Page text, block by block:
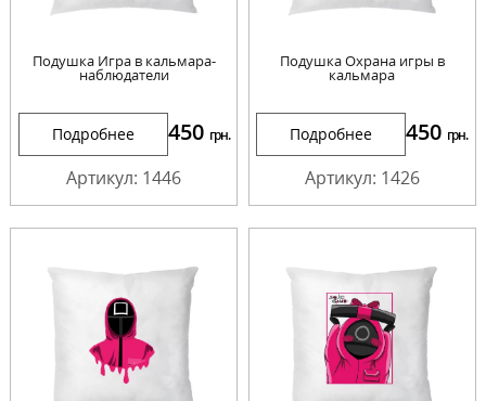
Подушка Игра в кальмара-
наблюдатели
Подробнее 450 грн.
Артикул: 1446
Подушка Охрана игры в
кальмара
Подробнее 450 грн.
Артикул: 1426